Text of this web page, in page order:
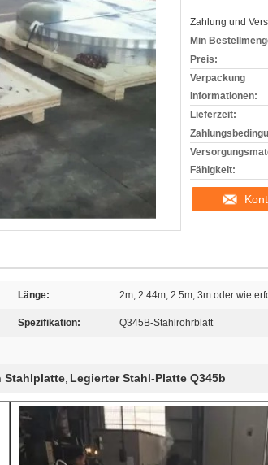
Zahlung und
Min
Preis:
Verpackung
Informationen:
Lieferzeit:
Fähigkeit:
Länge: 2m, 2.44m, 2.5m, 3m oder wie
Spezifikation: Q345B-Stahlrohrblatt
Stahlplatte, Legierter Stahl-Platte Q345b